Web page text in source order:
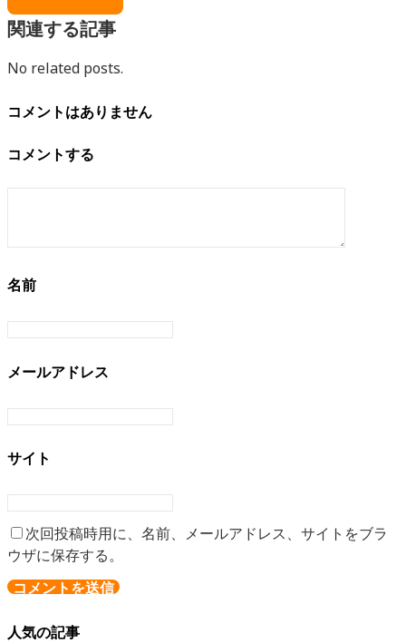
関連する記事
No related posts.
コメントはありません
コメントする
名前
メールアドレス
サイト
次回投稿時用に、名前、メールアドレス、サイトをブラ
ウザに保存する。
人気の記事